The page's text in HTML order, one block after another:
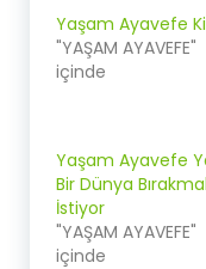
Yaşam Ayavefe
"YAŞAM AYAVEFE"
içinde
Yaşam Ayavefe
Bir Dünya
İstiyor
"YAŞAM AYAVEFE"
içinde